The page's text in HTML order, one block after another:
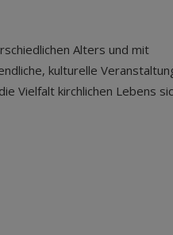
Alters und mit
kulturelle
Vielfalt kirchlichen Lebens